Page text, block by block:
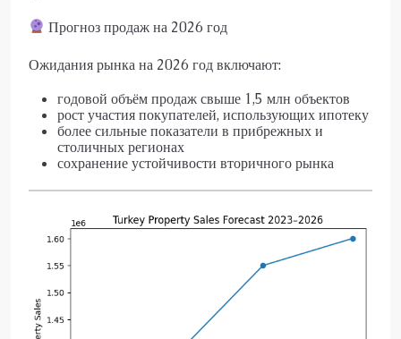
Прогноз продаж на 2026 год
Ожидания рынка на 2026 год включают:
годовой объём продаж свыше 1,5 млн объектов
рост участия покупателей, использующих ипотеку
более сильные показатели в прибрежных и
столичных регионах
сохранение устойчивости вторичного рынка